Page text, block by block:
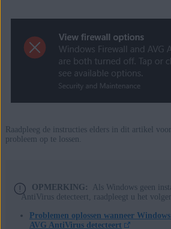
Besturingssystemen:
Microsoft Windows 11 Home / Pro /
Microsoft Windows 10 Home / Pro /
32-/64-bits
Microsoft Windows 8.1 / Pro / Enterprise –
Microsoft Windows 8 / Pro / Enterprise –
Enterprise / Ultimate – Service Pack 1 met
Raadpleeg de instructies elders in dit artikel
probleem op te lossen.
OPMERKING:
Als Windows geen
AntiVirus detecteert, raadpleegt u het
Problemen oplossen wanneer
AVG AntiVirus detecteert